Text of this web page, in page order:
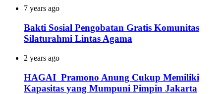
7 years ago
Bakti Sosial Pengobatan Gratis Komunitas
Silaturahmi Lintas Agama
2 years ago
HAGAI Pramono Anung Cukup Memiliki
Kapasitas yang Mumpuni Pimpin Jakarta